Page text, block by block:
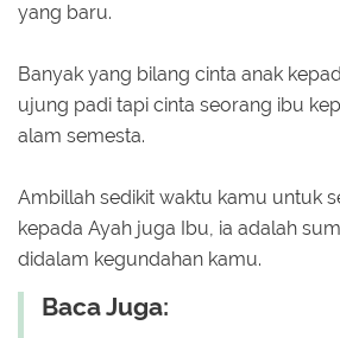
yang baru.
Banyak yang bilang cinta anak
ujung padi tapi cinta seorang ibu
alam semesta.
Ambillah sedikit waktu kamu untuk
kepada Ayah juga Ibu, ia adalah
didalam kegundahan kamu.
Baca Juga: